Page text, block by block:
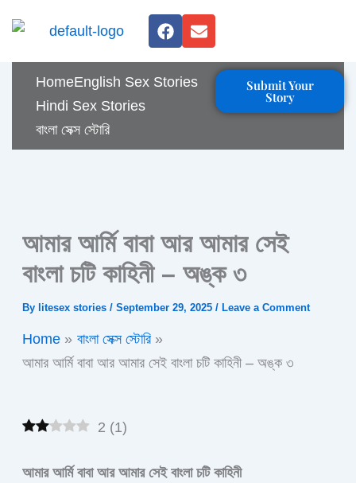
content
F
a
b
E
n
l
HomeEnglish Sex Stories
Hindi Sex Stories
বাংলা সেক্স স্টোরি
Submit Your
Story
আমার আর্মি বাবা আর আমার সেই
বাংলা চটি কাহিনী – অঙ্ক ৩
By litesex stories / September 29, 2025 / Leave a Comment
Home
বাংলা সেক্স স্টোরি
আমার আর্মি বাবা আর আমার সেই বাংলা চটি কাহিনী – অঙ্ক ৩
2 (1)
আমার আর্মি বাবা আর আমার সেই বাংলা চটি কাহিনী